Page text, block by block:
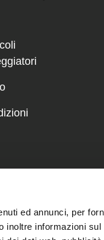
ed annunci, per
inoltre informazioni